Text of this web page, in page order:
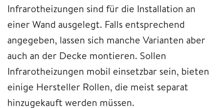
Infrarotheizungen sind für die Installation an
einer Wand ausgelegt. Falls entsprechend
angegeben, lassen sich manche Varianten aber
auch an der Decke montieren. Sollen
Infrarotheizungen mobil einsetzbar sein, bieten
einige Hersteller Rollen, die meist separat
hinzugekauft werden müssen.